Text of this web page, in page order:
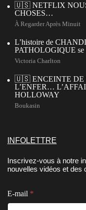
🇺🇸 NETFLIX
CHOSES…
À Regarder Après Minuit
L’histoire de
PATHOLOGIQUE se
Victoria Charlton
🇺🇸 ENCEINTE DE
L’ENFER…
HOLLOWAY
Boukasin
INFOLETTRE
Inscrivez-vous à notre
nouvelles vidéos et des
C
o
E-mail *